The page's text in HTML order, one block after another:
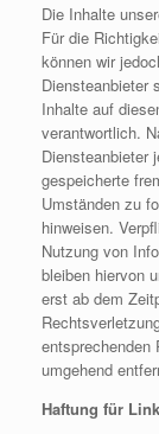
Die Inhalte
Für die
können wir
Diensteanbieter
Inhalte auf
verantwortlich.
Diensteanbieter
gespeicherte
Umständen zu
hinweisen.
Nutzung von
bleiben hiervon
erst ab dem
entsprechenden
umgehend
Haftung für